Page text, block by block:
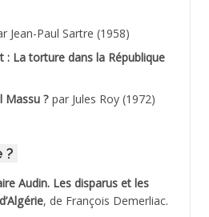
Jean-Paul Sartre (1958)
: La torture dans la République
Massu ? par Jules Roy (1972)
?
Audin. Les disparus et les
, de François Demerliac.